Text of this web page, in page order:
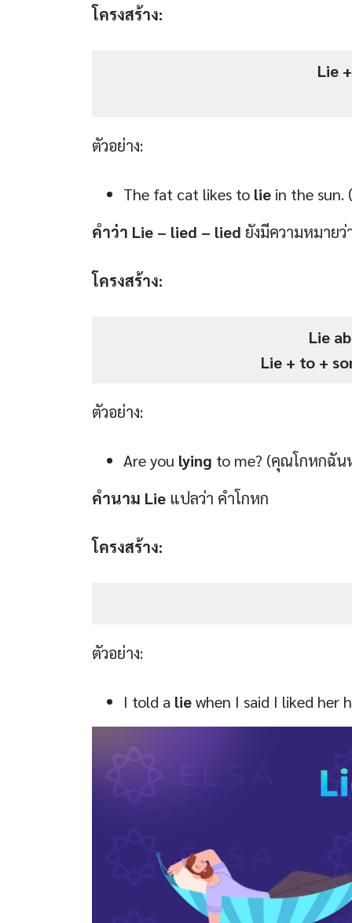
โครงสร้าง:
Lie +
ตัวอย่าง:
The fat cat likes to lie in the
คำว่า Lie – lied – lied ยังมีความหมาย
โครงสร้าง:
Lie
Lie + to +
ตัวอย่าง:
Are you lying to me? (คุณโกหกฉัน
คำนาม Lie แปลว่า คำโกหก
โครงสร้าง:
ตัวอย่าง:
I told a liewhen I said I liked her